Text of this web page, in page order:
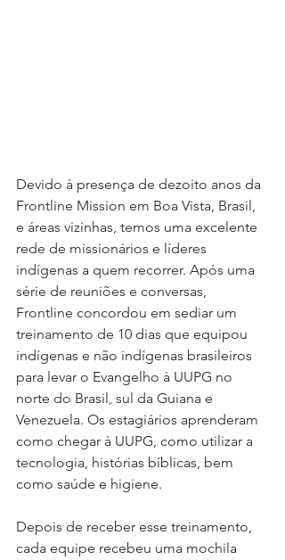
Devido à presença de dezoito anos da
Frontline Mission em Boa Vista, Brasil,
e áreas vizinhas, temos uma excelente
rede de missionários e líderes
indígenas a quem recorrer. Após uma
série de reuniões e conversas,
Frontline concordou em sediar um
treinamento de 10 dias que equipou
indígenas e não indígenas brasileiros
para levar o Evangelho à UUPG no
norte do Brasil, sul da Guiana e
Venezuela. Os estagiários aprenderam
como chegar à UUPG, como utilizar a
tecnologia, histórias bíblicas, bem
como saúde e higiene.
Depois de receber esse treinamento,
cada equipe recebeu uma mochila